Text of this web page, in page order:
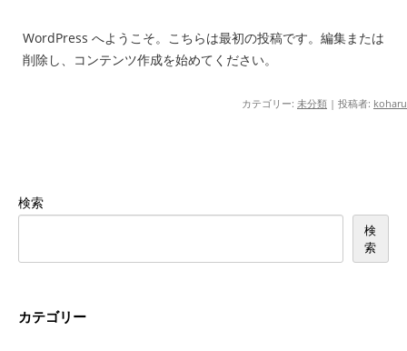
WordPress へようこそ。こちらは最初の投稿です。編集または
削除し、コンテンツ作成を始めてください。
カテゴリー: 未分類 | 投稿者: koharu
検索
検
索
カテゴリー